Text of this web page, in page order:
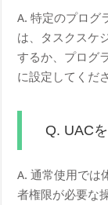
A. 特定のプログ
は、タスクスケ
するか、プログ
に設定してくだ
Q. UAC
A. 通常使用では
者権限が必要な